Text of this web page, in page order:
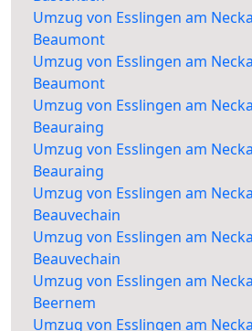
Umzug von Esslingen am
Beaumont
Umzug von Esslingen am
Beaumont
Umzug von Esslingen am
Beauraing
Umzug von Esslingen am
Beauraing
Umzug von Esslingen am
Beauvechain
Umzug von Esslingen am
Beauvechain
Umzug von Esslingen am
Beernem
Umzug von Esslingen am